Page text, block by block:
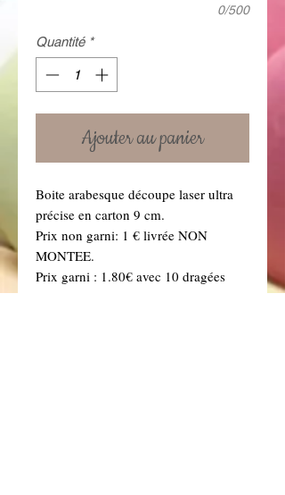
0/500
Quantité *
Ajouter au panier
Boite arabesque découpe laser ultra
précise en carton 9 cm.
Prix non garni: 1 € livrée NON
MONTEE.
Prix garni : 1.80€ avec 10 dragées